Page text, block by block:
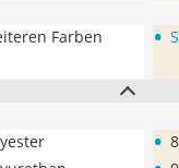
Farben •
•